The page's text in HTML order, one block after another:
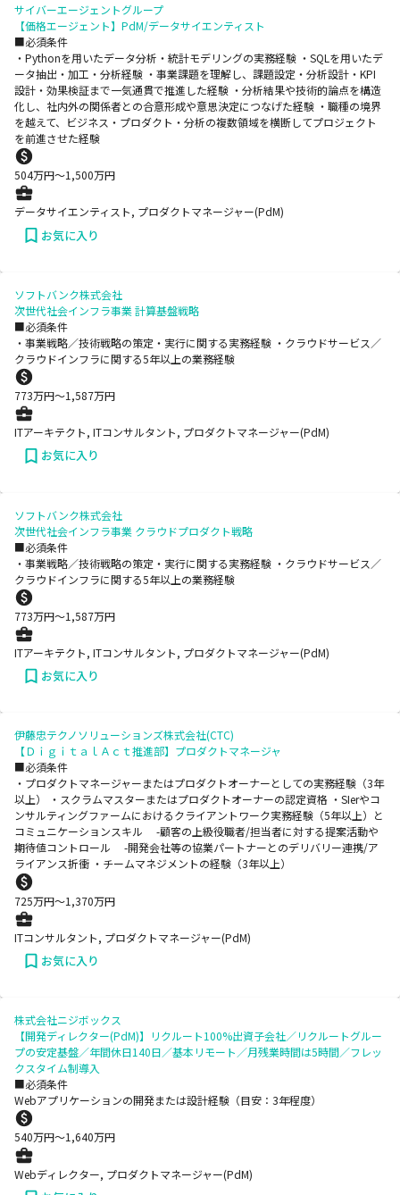
サイバーエージェントグループ
【価格エージェント】PdM/データサイエンティスト
■必須条件
・Pythonを用いたデータ分析・統計モデリングの実務経験 ・SQLを用いたデ
ータ抽出・加工・分析経験 ・事業課題を理解し、課題設定・分析設計・KPI
設計・効果検証まで一気通貫で推進した経験 ・分析結果や技術的論点を構造
化し、社内外の関係者との合意形成や意思決定につなげた経験 ・職種の境界
を越えて、ビジネス・プロダクト・分析の複数領域を横断してプロジェクト
を前進させた経験
504万円〜1,500万円
データサイエンティスト, プロダクトマネージャー(PdM)
お気に入り
ソフトバンク株式会社
次世代社会インフラ事業 計算基盤戦略
■必須条件
・事業戦略／技術戦略の策定・実行に関する実務経験 ・クラウドサービス／
クラウドインフラに関する5年以上の業務経験
773万円〜1,587万円
ITアーキテクト, ITコンサルタント, プロダクトマネージャー(PdM)
お気に入り
ソフトバンク株式会社
次世代社会インフラ事業 クラウドプロダクト戦略
■必須条件
・事業戦略／技術戦略の策定・実行に関する実務経験 ・クラウドサービス／
クラウドインフラに関する5年以上の業務経験
773万円〜1,587万円
ITアーキテクト, ITコンサルタント, プロダクトマネージャー(PdM)
お気に入り
伊藤忠テクノソリューションズ株式会社(CTC)
【ＤｉｇｉｔａｌＡｃｔ推進部】プロダクトマネージャ
■必須条件
・プロダクトマネージャーまたはプロダクトオーナーとしての実務経験（3年
以上） ・スクラムマスターまたはプロダクトオーナーの認定資格 ・SIerやコ
ンサルティングファームにおけるクライアントワーク実務経験（5年以上）と
コミュニケーションスキル -顧客の上級役職者/担当者に対する提案活動や
期待値コントロール -開発会社等の協業パートナーとのデリバリー連携/ア
ライアンス折衝 ・チームマネジメントの経験（3年以上）
725万円〜1,370万円
ITコンサルタント, プロダクトマネージャー(PdM)
お気に入り
株式会社ニジボックス
【開発ディレクター(PdM)】リクルート100%出資子会社／リクルートグルー
プの安定基盤／年間休日140日／基本リモート／月残業時間は5時間／フレッ
クスタイム制導入
■必須条件
Webアプリケーションの開発または設計経験（目安：3年程度）
540万円〜1,640万円
Webディレクター, プロダクトマネージャー(PdM)